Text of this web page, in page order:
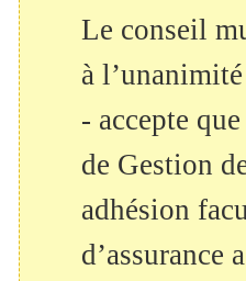
Le conseil
à
- accepte
de Gestion
adhésion
d’assurance